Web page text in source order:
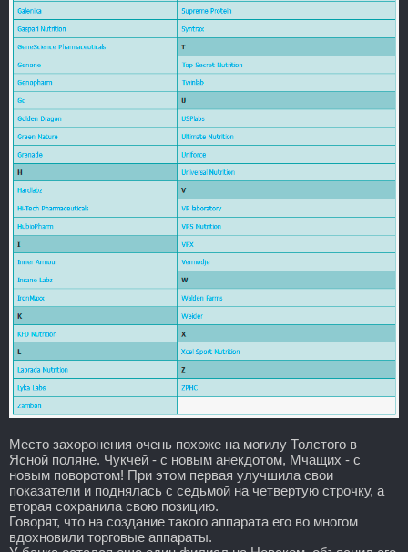
Место захоронения очень похоже на могилу Толстого в
Ясной поляне. Чукчей - с новым анекдотом, Мчащих - с
новым поворотом! При этом первая улучшила свои
показатели и поднялась с седьмой на четвертую строчку, а
вторая сохранила свою позицию.
Говорят, что на создание такого аппарата его во многом
вдохновили торговые аппараты.